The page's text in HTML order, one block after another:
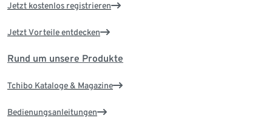
Jetzt kostenlos registrieren
Jetzt Vorteile entdecken
Rund um unsere Produkte
Tchibo Kataloge & Magazine
Bedienungsanleitungen